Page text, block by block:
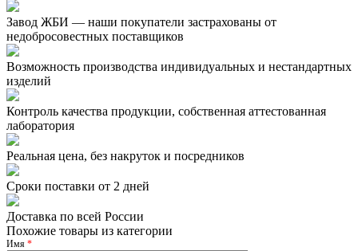
Завод ЖБИ — наши покупатели застрахованы от
недобросовестных поставщиков
Возможность производства индивидуальных и нестандартных
изделий
Контроль качества продукции, собственная аттестованная
лаборатория
Реальная цена, без накруток и посредников
Сроки поставки от 2 дней
Доставка по всей России
Похожие товары из категории
Имя *